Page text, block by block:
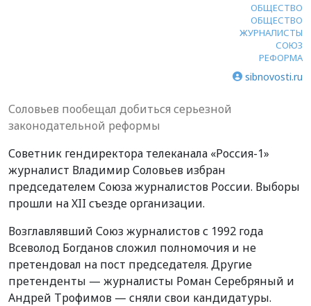
ОБЩЕСТВО
ОБЩЕСТВО
ЖУРНАЛИСТЫ
СОЮЗ
РЕФОРМА
sibnovosti.ru
Соловьев пообещал добиться серьезной
законодательной реформы
Советник гендиректора телеканала «Россия-1»
журналист Владимир Соловьев избран
председателем Союза журналистов России. Выборы
прошли на XII съезде организации.
Возглавлявший Союз журналистов с 1992 года
Всеволод Богданов сложил полномочия и не
претендовал на пост председателя. Другие
претенденты — журналисты Роман Серебряный и
Андрей Трофимов — сняли свои кандидатуры.